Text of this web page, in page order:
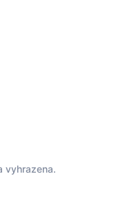
vyhrazena.